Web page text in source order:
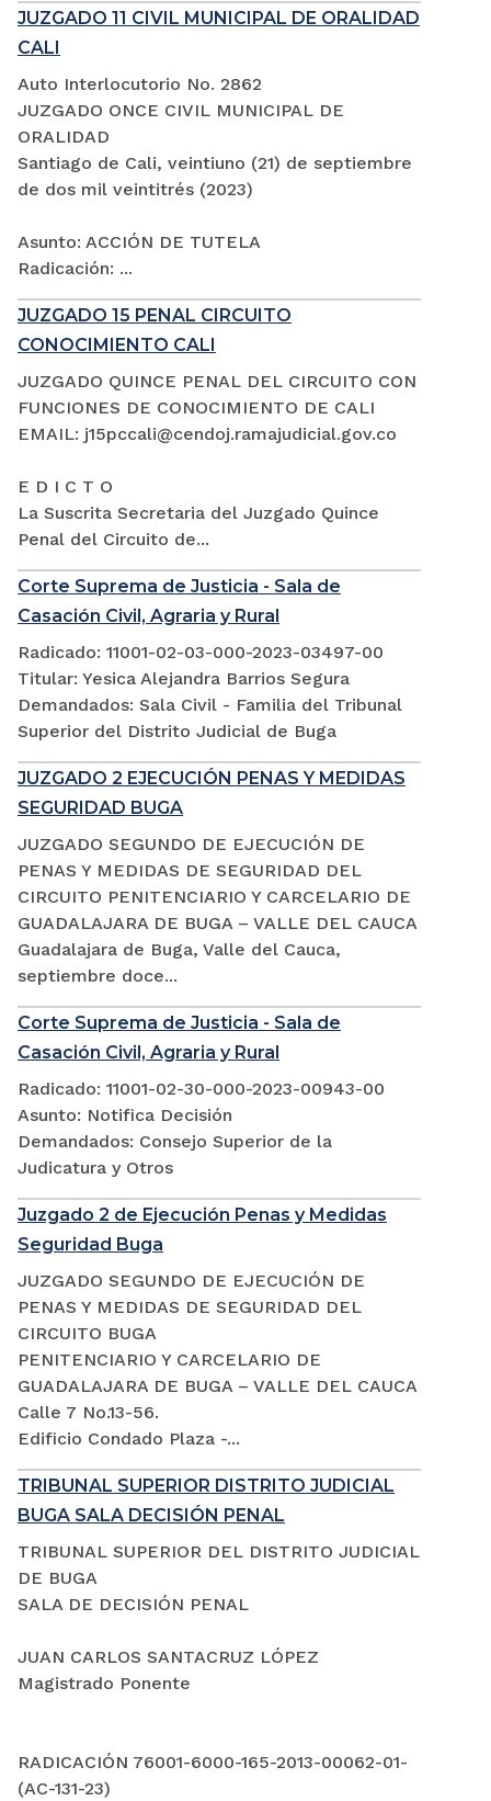
JUZGADO 11 CIVIL MUNICIPAL DE ORALIDAD
CALI
Auto Interlocutorio No. 2862
JUZGADO ONCE CIVIL MUNICIPAL DE
ORALIDAD
Santiago de Cali, veintiuno (21) de septiembre
de dos mil veintitrés (2023)
Asunto: ACCIÓN DE TUTELA
Radicación: ...
JUZGADO 15 PENAL CIRCUITO
CONOCIMIENTO CALI
JUZGADO QUINCE PENAL DEL CIRCUITO CON
FUNCIONES DE CONOCIMIENTO DE CALI
EMAIL: j15pccali@cendoj.ramajudicial.gov.co
E D I C T O
La Suscrita Secretaria del Juzgado Quince
Penal del Circuito de...
Corte Suprema de Justicia - Sala de
Casación Civil, Agraria y Rural
Radicado: 11001-02-03-000-2023-03497-00
Titular: Yesica Alejandra Barrios Segura
Demandados: Sala Civil - Familia del Tribunal
Superior del Distrito Judicial de Buga
JUZGADO 2 EJECUCIÓN PENAS Y MEDIDAS
SEGURIDAD BUGA
JUZGADO SEGUNDO DE EJECUCIÓN DE
PENAS Y MEDIDAS DE SEGURIDAD DEL
CIRCUITO PENITENCIARIO Y CARCELARIO DE
GUADALAJARA DE BUGA – VALLE DEL CAUCA
Guadalajara de Buga, Valle del Cauca,
septiembre doce...
Corte Suprema de Justicia - Sala de
Casación Civil, Agraria y Rural
Radicado: 11001-02-30-000-2023-00943-00
Asunto: Notifica Decisión
Demandados: Consejo Superior de la
Judicatura y Otros
Juzgado 2 de Ejecución Penas y Medidas
Seguridad Buga
JUZGADO SEGUNDO DE EJECUCIÓN DE
PENAS Y MEDIDAS DE SEGURIDAD DEL
CIRCUITO BUGA
PENITENCIARIO Y CARCELARIO DE
GUADALAJARA DE BUGA – VALLE DEL CAUCA
Calle 7 No.13-56.
Edificio Condado Plaza -...
TRIBUNAL SUPERIOR DISTRITO JUDICIAL
BUGA SALA DECISIÓN PENAL
TRIBUNAL SUPERIOR DEL DISTRITO JUDICIAL
DE BUGA
SALA DE DECISIÓN PENAL
JUAN CARLOS SANTACRUZ LÓPEZ
Magistrado Ponente
RADICACIÓN 76001-6000-165-2013-00062-01-
(AC-131-23)